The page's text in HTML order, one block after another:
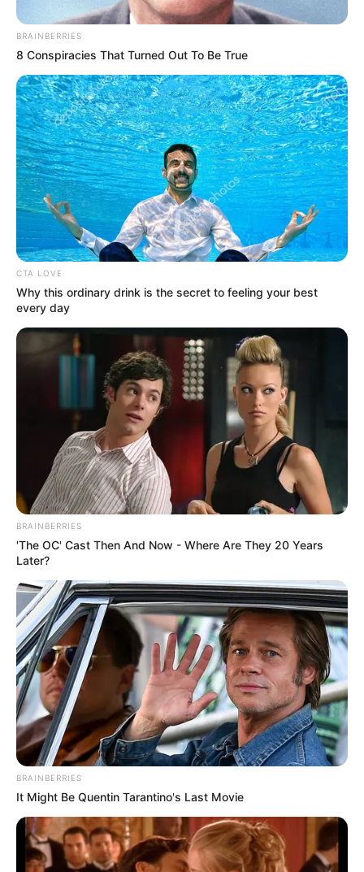
TOVÁBBI LEHETŐSÉGEK
OK, ELFOGADOM